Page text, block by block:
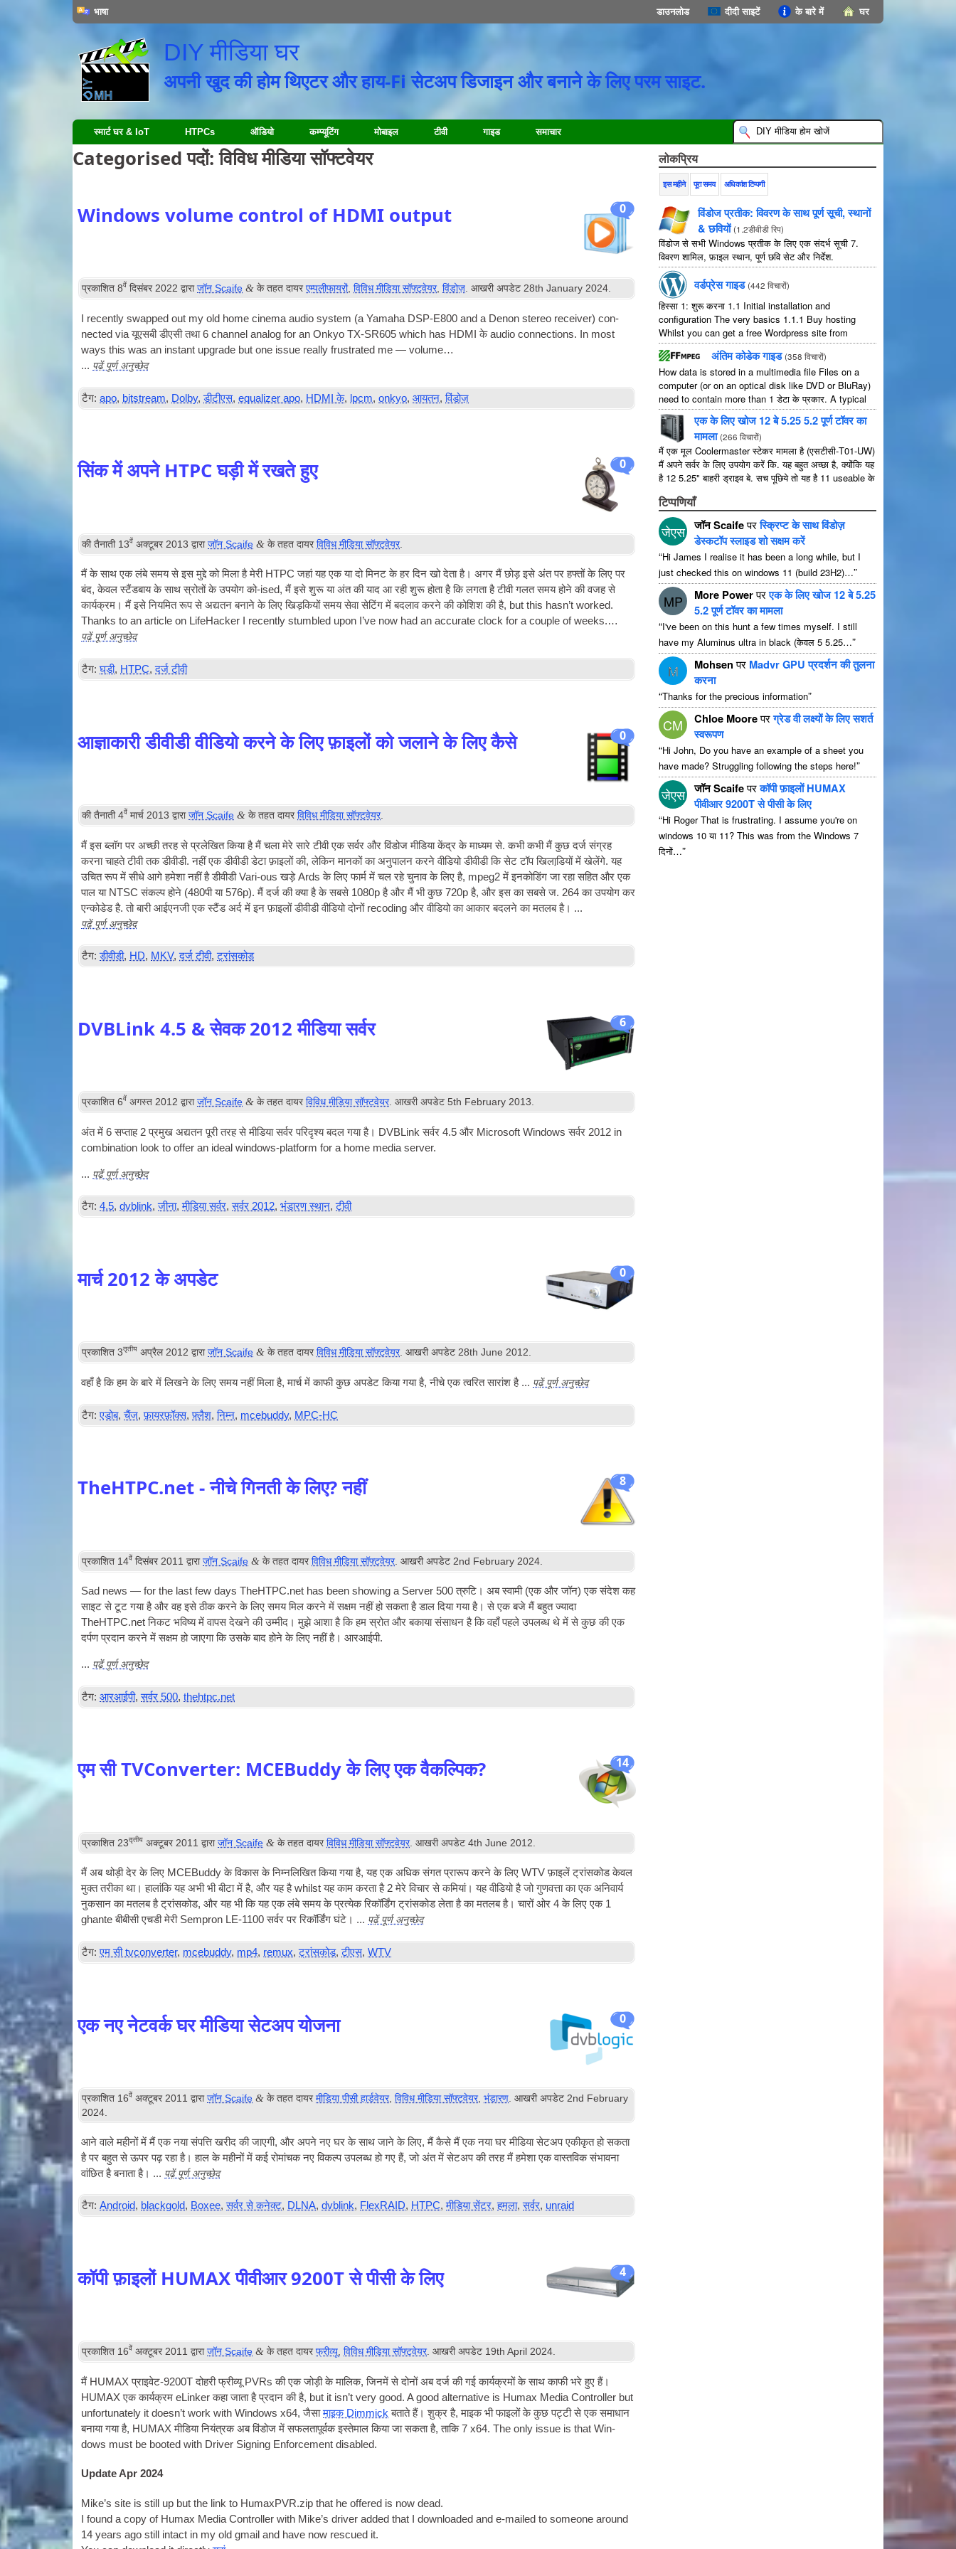
घर
के बारे में
दीदी साइटें
डाउनलोड
भाषा
DIY मीडिया घर
अपनी खुद की होम थिएटर और हाय-Fi सेटअप डिजाइन और बनाने के लिए परम साइट.
स्मार्ट घर & IoT HTPCs ऑडियो कम्प्यूटिंग मोबाइल टीवी गाइड समाचार
Categorised पदों:विविध मीडिया सॉफ्टवेयर
0
Windows volume control of HDMI output
प्रकाशित8वें दिसंबर 2022 द्वाराजॉन Scaife & के तहत दायरएम्पलीफायरों,विविध मीडिया सॉफ्टवेयर,विंडोज़. आखरी अपडेट28th January 2024.
I recently swapped out my old home cinema audio sys­tem (a Yamaha DSP-E800 and a Den­on ste­reo receiv­er)con­
nec­ted via यूएसबी डीएसीतथा 6chan­nel ana­log for an Onkyo TX-SR605 which has HDMI के audio con­nec­tions.
In most
ways this was an instant upgrade but one issue really frus­trated me — volume…
... पढ़ें पूर्ण अनुच्छेद
टैग: apo, bitstream, Dolby,डीटीएस,equalizer apo, HDMI के, lpcm,onkyo,आयतन,विंडोज़
0
सिंक में अपने HTPC घड़ी में रखते हुए
की तैनाती 13वें अक्टूबर 2013 द्वाराजॉन Scaife & के तहत दायरविविध मीडिया सॉफ्टवेयर.
मैं के साथ एक लंबे समय से इस मुद्दे को मिला है मेरी HTPC जहां यह एक या दो मिनट के हर दिन खो देता है। अगर मैं छोड़ इसे अंत पर हफ्तों के लिए पर
बंद, केवल स्टैंडबाय के साथ स्रोतों के उपयोग को-ised, मैं इसे शुरू या अंत की याद आ रही शुरू होता है कि लगता हैटीवीगलत समय होने की वजह से
कार्यक्रम। मैं इसे नियमित रूप से अद्यतन बनाने के लिए खिड़कियों समय सेवा सेटिंग में बदलाव करने की कोशिश की है, but this has­n’t worked.
Thanks to an art­icle on Life­Hack­er I recently stumbled upon I’ve now had an accur­ate clock for a couple of weeks.…
पढ़ें पूर्ण अनुच्छेद
टैग: घड़ी, HTPC,दर्ज टीवी
0
आज्ञाकारी डीवीडी वीडियो करने के लिए फ़ाइलों को जलाने के लिए कैसे
की तैनाती4वें मार्च 2013 द्वाराजॉन Scaife & के तहत दायरविविध मीडिया सॉफ्टवेयर.
मैं इस ब्लॉग पर अच्छी तरह से प्रलेखित किया है मैं चला मेरे सारेटीवीएक सर्वर और विंडोज मीडिया केंद्र के माध्यम से. कभी कभी मैं कुछ दर्ज संग्रह
करना चाहतेटीवीतकडीवीडी. नहीं एकडीवीडीडेटा फ़ाइलों की, लेकिन मानकों का अनुपालन करने वीडियोडीवीडीकि सेट टॉप खिलाडि़यों में खेलेंगे. यह
उचित रूप में सीधे आगे हमेशा नहीं हैडीवीडीVari-ous खड़े Ards के लिए फार्म में चल रहे चुनाव के लिए है, mpeg2 में इनकोडिंग जा रहा सहित और एक
पाल या NTSC संकल्प होने (480पी या 576p). मैं दर्ज की क्या है के सबसे 1080p है और मैं भी कुछ 720p है, और इस का सबसे ज. 264 का उपयोग कर
एन्कोडेड है. तो बारी आईएनजी एक स्टैंड अर्द में इन फ़ाइलोंडीवीडीवीडियो दोनों recoding और वीडियो का आकार बदलने का मतलब है। ...
पढ़ें पूर्ण अनुच्छेद
टैग: डीवीडी, HD, MKV,दर्ज टीवी,ट्रांसकोड
6
DVBLink 4.5 & सेवक 2012 मीडिया सर्वर
प्रकाशित6वें अगस्त 2012 द्वाराजॉन Scaife & के तहत दायरविविध मीडिया सॉफ्टवेयर. आखरी अपडेट5th February 2013.
अंत में 6 सप्ताह 2 प्रमुख अद्यतन पूरी तरह से मीडिया सर्वर परिदृश्य बदल गया है। DVBLink सर्वर 4.5 और Microsoft Windows सर्वर 2012 in
com­bin­a­tion look to offer an ideal win­dows-plat­form for a home media server.
... पढ़ें पूर्ण अनुच्छेद
टैग: 4.5,dvblink,जीना,मीडिया सर्वर,सर्वर 2012,भंडारण स्थान,टीवी
0
मार्च 2012 के अपडेट
प्रकाशित3तृतीय अप्रैल 2012 द्वाराजॉन Scaife & के तहत दायरविविध मीडिया सॉफ्टवेयर. आखरी अपडेट28th June 2012.
वहाँ है कि हम के बारे में लिखने के लिए समय नहीं मिला है, मार्च में काफी कुछ अपडेट किया गया है, नीचे एक त्वरित सारांश है ... पढ़ें पूर्ण अनुच्छेद
टैग: एडोब,चैंज,फ़ायरफ़ॉक्स,फ़्लैश,निम्न, mcebuddy, MPC-HC
8
TheHTPC.net - नीचे गिनती के लिए? नहीं
प्रकाशित 14वें दिसंबर 2011 द्वाराजॉन Scaife & के तहत दायरविविध मीडिया सॉफ्टवेयर. आखरी अपडेट 2nd February 2024
Sad news — for the last few days TheHTPC.net has been show­ing a Serv­er 500 त्रुटि। अब स्वामी (एक और जॉन) एक संदेश कह
साइट से टूट गया है और वह इसे ठीक करने के लिए समय मिल करने में सक्षम नहीं हो सकता है डाल दिया गया है। से एक बजे मैं बहुत ज्यादा
TheHTPC.net निकट भविष्य में वापस देखने की उम्मीद। मुझे आशा है कि हम स्रोत और बकाया संसाधन है कि वहाँ पहले उपलब्ध थे में से कुछ की एक
दर्पण प्रदान करने में सक्षम हो जाएगा कि उसके बाद होने के लिए नहीं है। आरआईपी.
... पढ़ें पूर्ण अनुच्छेद
टैग: आरआईपी,सर्वर 500,thehtpc.net
14
एम सी TVConverter: MCEBuddy के लिए एक वैकल्पिक?
प्रकाशित 23तृतीय अक्टूबर 2011 द्वाराजॉन Scaife & के तहत दायरविविध मीडिया सॉफ्टवेयर. आखरी अपडेट4th June 2012
मैं अब थोड़ी देर के लिए MCEBuddy के विकास के निम्नलिखित किया गया है, यह एक अधिक संगत प्रारूप करने के लिए WTV फ़ाइलें ट्रांसकोड केवल
मुक्त तरीका था। हालांकि यह अभी भी बीटा में है, और यह है whilst यह काम करता है 2 मेरे विचार से कमियां। यह वीडियो है जो गुणवत्ता का एक अनिवार्य
नुकसान का मतलब है ट्रांसकोड, और यह भी कि यह एक लंबे समय के प्रत्येक रिकॉर्डिंग ट्रांसकोड लेता है का मतलब है। चारों ओर 4 के लिए एक 1
ghante बीबीसी एचडी मेरी Sempron LE-1100 सर्वर पर रिकॉर्डिंग घंटे। ... पढ़ें पूर्ण अनुच्छेद
टैग: एम सी tvconverter, mcebuddy, mp4, remux,ट्रांसकोड,टीएस,WTV
0
एक नए नेटवर्क घर मीडिया सेटअप योजना
प्रकाशित 16वें अक्टूबर 2011 द्वाराजॉन Scaife & के तहत दायरमीडिया पीसी हार्डवेयर,विविध मीडिया सॉफ्टवेयर,भंडारण . आखरी अपडेट 2nd February
2024
आने वाले महीनों में मैं एक नया संपत्ति खरीद की जाएगी, और अपने नए घर के साथ जाने के लिए, मैं कैसे मैं एक नया घर मीडिया सेटअप एकीकृत हो सकता
है पर बहुत से ऊपर पढ़ रहा है। हाल के महीनों में कई रोमांचक नए विकल्प उपलब्ध हो गए हैं, जो अंत में सेटअप की तरह मैं हमेशा एक वास्तविक संभावना
वांछित है बनाता है। ... पढ़ें पूर्ण अनुच्छेद
टैग: Android, blackgold, Boxee,सर्वर से कनेक्ट, DLNA,dvblink, FlexRAID, HTPC,मीडिया सेंटर,हमला,सर्वर, unraid
4
कॉपी फ़ाइलों HUMAX पीवीआर 9200T से पीसी के लिए
प्रकाशित 16वें अक्टूबर 2011 द्वाराजॉन Scaife & के तहत दायरफ्रीव्यू ,विविध मीडिया सॉफ्टवेयर. आखरी अपडेट 19th April 2024
मैं HUMAX प्राइवेट-9200T दोहरी फ्रीव्यू PVRs की एक जोड़ी के मालिक, जिनमें से दोनों अब दर्ज की गई कार्यक्रमों के साथ काफी भरे हुए हैं।
HUMAX एक कार्यक्रम eLinker कहा जाता है प्रदान की है, but it isn’t very good. A good altern­at­ive is Humax Media Con­trol­ler but
unfor­tu­nately it does­n’t work with Win­dows x64, जैसामाइक Dimmick बताते हैं। शुक्र है, माइक भी फाइलों के कुछ पट्टी से एक समाधान
बनाया गया है, HUMAX मीडिया नियंत्रक अब विंडोज में सफलतापूर्वक इस्तेमाल किया जा सकता है, ताकि 7x64. The only issue is that Win­
dows must be booted with Driver Sign­ing Enforce­ment disabled.
Update Apr 2024
Mike’s site is still up but the link to HumaxPVR.zip that he offered is now dead.
I found a copy of Humax Media Con­trol­ler with Mike’s driver added that I down­loaded and e‑mailed to someone around
14years ago still intact in my old gmail and have now res­cued it.
लोकप्रिय
इस महीने पूरा समय अधिकांश टिप्पणी
विंडोज प्रतीक: विवरण के साथ पूर्ण सूची, स्थानों
& छवियों (1.2डीवीडी रिप)
विंडोज से सभी Windows प्रतीक के लिए एक संदर्भ सूची 7.
विवरण शामिल, फ़ाइल स्थान, पूर्ण छवि सेट और निर्देश.
वर्डप्रेस गाइड (442 विचारों)
हिस्सा 1: शुरू करना 1.1 Initial installation and
configuration The very basics 1.1.1 Buy hosting
Whilst you can get a free Wordpress site from
wordpress.com,you lose some control and you
have to serve their...
अंतिम कोडेक गाइड (358 विचारों)
How data is stored in a multimedia file Files on a
computer(or on an optical disk like DVD or BluRay)
need to contain more than 1 डेटा के प्रकार.A typical
movie will include...
एक के लिए खोज 12 बे 5.25 5.2 पूर्ण टॉवर का
मामला (266 विचारों)
मैं एक मूल Coolermaster स्टेकर मामला है (एसटीसी-T01-UW)
मैं अपने सर्वर के लिए उपयोग करें कि. यह बहुत अच्छा है, क्योंकि यह
है 12 5.25" बाहरी ड्राइव बे. सच पूछिये तो यह है 11 useable के
टिप्पणियाँ
जेएस जॉन Scaifeपरस्क्रिप्ट के साथ विंडोज़
डेस्कटॉप स्लाइड शो सक्षम करें
“Hi James I realise it has been a long while,but I
just checked this on windows 11 (build 23H2)…”
MP More Powerपरएक के लिए खोज 12 बे 5.25
5.2 पूर्ण टॉवर का मामला
“I've been on this hunt a few times myself. I still
have my Aluminus ultra in black (केवल 5 5.25…”
M Mohsenपर Madvr GPU प्रदर्शन की तुलना
करना
“Thanks for the precious information”
CM Chloe Mooreपरग्रेड वी लक्ष्यों के लिए सशर्त
स्वरूपण
“Hi John, Do you have an example of a sheet you
have made?Struggling following the steps here!”
जेएस जॉन Scaifeपरकॉपी फ़ाइलों HUMAX
पीवीआर 9200T से पीसी के लिए
“Hi Roger That is frustrating. I assume you're on
windows 10 या 11?This was from the Windows 7
दिनों…”